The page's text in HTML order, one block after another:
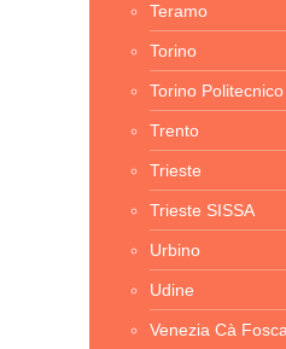
Teramo
Torino
Torino Politecnico
Trento
Trieste
Trieste SISSA
Urbino
Udine
Venezia Cà